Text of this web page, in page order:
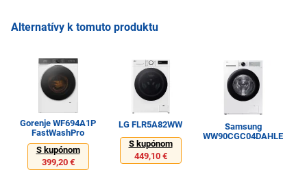
Alternatívy k tomuto produktu
Gorenje WF694A1P
FastWashPro
S kupónom
399,20 €
LG FLR5A82WW
S kupónom
449,10 €
Samsung
WW90CGC04DAHLE